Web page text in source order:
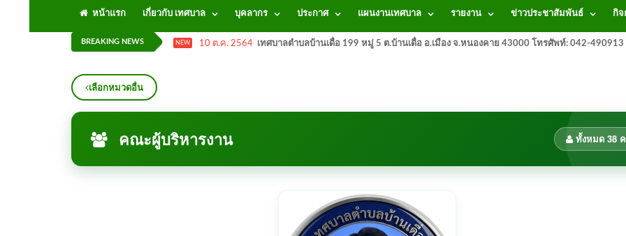
หน้าแรก เกี่ยวกับ เทศบาล บุคลากร ประกาศ แผนงานเทศบาล รายงาน ข่าวประชาสัมพันธ์ กิจ
BREAKING NEWS NEW 10 ต.ค. 2564 เทศบาลตำบลบ้านเดื่อ 199 หมู่ 5 ต.บ้านเดื่อ อ.เมือง จ.หนองคาย 43000 โทรศัพท์: 042-490913
เลือกหมวดอื่น
คณะผู้บริหารงาน ทั้งหมด 38